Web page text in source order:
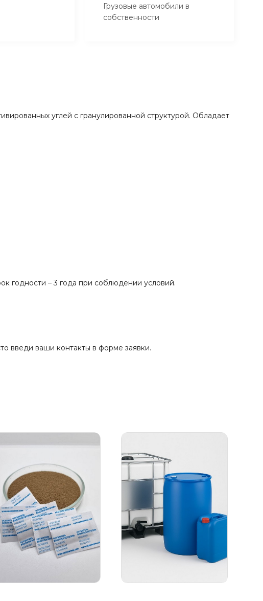
Грузовые автомобили в
собственности
углей с гранулированной структурой. Обладает
годности – 3 года при соблюдении условий.
введи ваши контакты в форме заявки.